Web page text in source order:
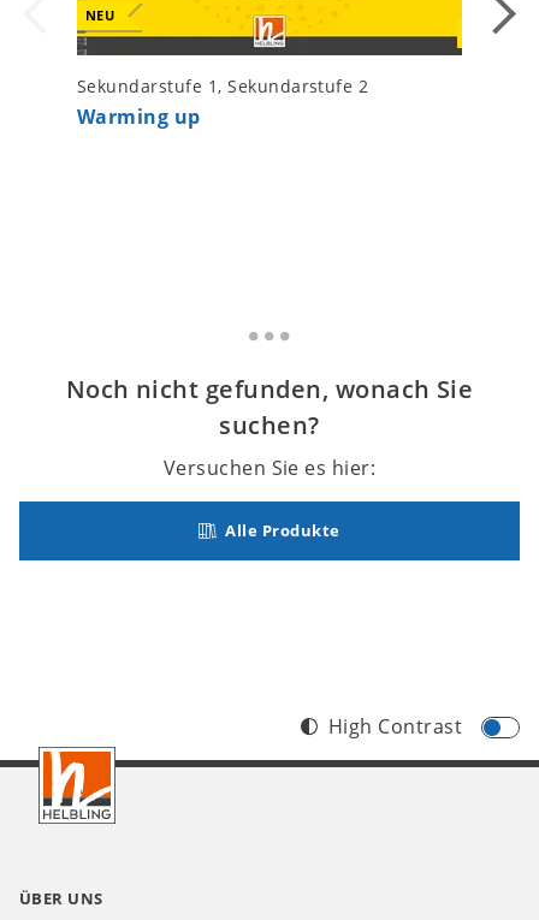
NEU
Sekundarstufe 1, Sekundarstufe 2
Warming up
NEU
Noch nicht gefunden, wonach Sie
suchen?
Versuchen Sie es hier:
Alle Produkte
Footer
CH
High Contrast
ÜBER UNS